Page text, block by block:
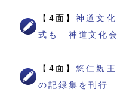
【4面】神道文
式も 神道文化会
【4面】悠仁親
の記録集を刊行